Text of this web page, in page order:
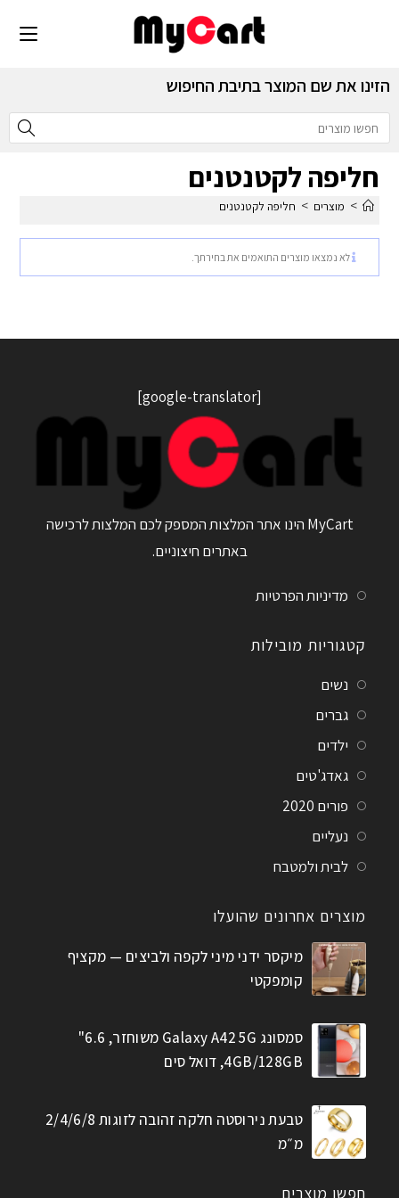
הזינו את שם המוצר בתיבת החיפוש
חליפה לקטנטנים
> מוצרים > חליפה לקטנטנים
לא נמצאו מוצרים התואמים את בחירתך.
[google-translator]
MyCart הינו אתר המלצות המספק לכם המלצות לרכישה
באתרים חיצוניים.
מדיניות הפרטיות
קטגוריות מובילות
נשים
גברים
ילדים
גאדג'טים
פורים 2020
נעליים
לבית ולמטבח
מוצרים אחרונים שהועלו
מיקסר ידני מיני לקפה ולביצים — מקציף
קומפקטי
סמסונג Galaxy A42 5G משוחזר, 6.6"
4GB/128GB, דואל סים
טבעת נירוסטה חלקה זהובה לזוגות 2/4/6/8
מ״מ
חפשו מוצרים